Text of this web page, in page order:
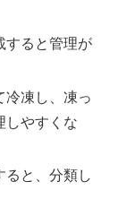
すると管理が
冷凍し、凍っ
しやすくな
ると、分類し